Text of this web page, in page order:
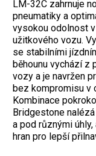
LM-32C zahrnuje
pneumatiky a
vysokou odolnost
užitkového vozu.
se stabilními
běhounu vychází
vozy a je navržen
bez kompromisu v
Kombinace
Bridgestone
a pod různými
hran pro lepší